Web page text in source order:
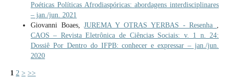
Poéticas Políticas Afrodiaspóricas: abordagens interdisciplinares
– jan./jun. 2021
Giovanni Boaes,JUREMA Y OTRAS YERBAS - Resenha
CAOS – Revista Eletrônica de Ciências Sociais: v. 1 n. 24:
Dossiê Por Dentro do IFPB: conhecer e expressar – jan./jun.
2020
1 2 > >>